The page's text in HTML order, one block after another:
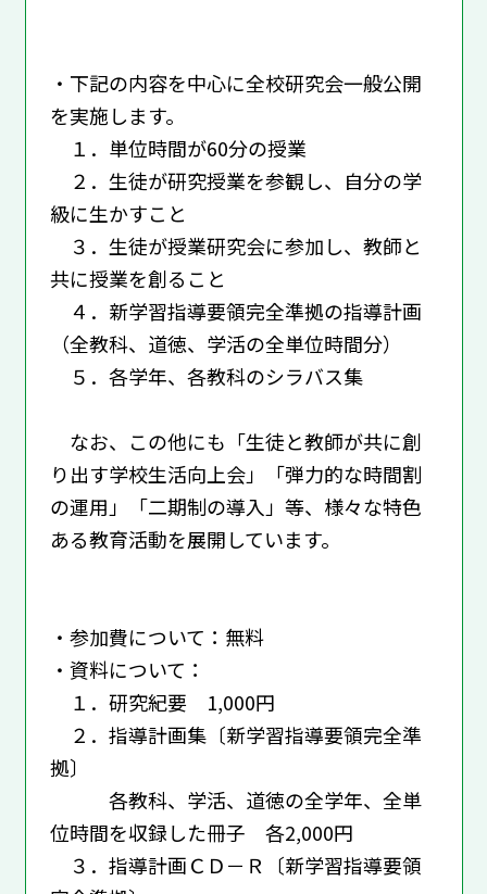
・下記の内容を中心に全校研究会一般公開
を実施します。
１．単位時間が60分の授業
２．生徒が研究授業を参観し、自分の学
級に生かすこと
３．生徒が授業研究会に参加し、教師と
共に授業を創ること
４．新学習指導要領完全準拠の指導計画
（全教科、道徳、学活の全単位時間分）
５．各学年、各教科のシラバス集
なお、この他にも「生徒と教師が共に創
り出す学校生活向上会」「弾力的な時間割
の運用」「二期制の導入」等、様々な特色
ある教育活動を展開しています。
・参加費について：無料
・資料について：
１．研究紀要 1,000円
２．指導計画集〔新学習指導要領完全準
拠〕
各教科、学活、道徳の全学年、全単
位時間を収録した冊子 各2,000円
３．指導計画ＣＤ－Ｒ〔新学習指導要領